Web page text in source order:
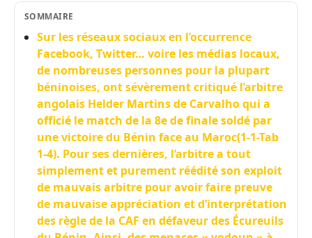
SOMMAIRE
Sur les réseaux sociaux en l’occurrence
Facebook, Twitter… voire les médias locaux,
de nombreuses personnes pour la plupart
béninoises, ont sévèrement critiqué l’arbitre
angolais Helder Martins de Carvalho qui a
officié le match de la 8e de finale soldé par
une victoire du Bénin face au Maroc(1-1-Tab
1-4). Pour ses dernières, l’arbitre a tout
simplement et purement réédité son exploit
de mauvais arbitre pour avoir faire preuve
de mauvaise appréciation et d’interprétation
des règle de la CAF en défaveur des Écureuils